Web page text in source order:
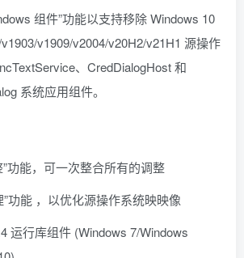
组件”功能以支持移除 Windows 10
v1909/v2004/v20H2/v21H1 源操作
、CredDialogHost 和
系统应用组件。
功能，可一次整合所有的调整
”功能 ，以优化源操作系统映映像
运行库组件 (Windows 7/Windows